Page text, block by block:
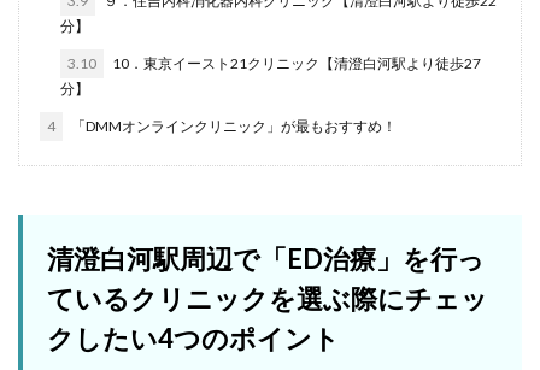
分】
3.10
10．東京イースト21クリニック【清澄白河駅より徒歩27
分】
4 「DMMオンラインクリニック」が最もおすすめ！
清澄白河駅周辺で「ED治療」を行っ
ているクリニックを選ぶ際にチェッ
クしたい4つのポイント